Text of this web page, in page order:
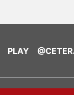
PLAY